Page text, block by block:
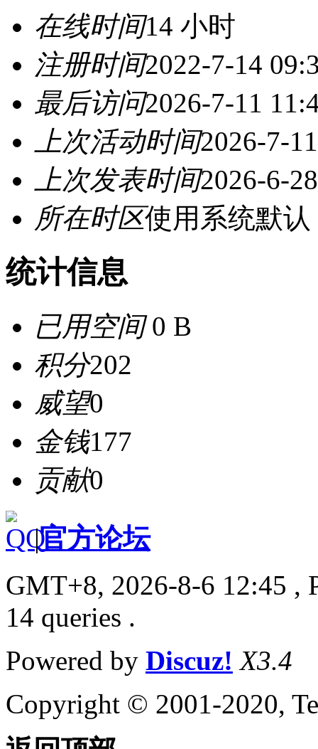
在线时间14 小时
注册时间2022-7-14
最后访问2026-7-11
上次活动时间2026-7-
上次发表时间2026-6-
所在时区使用系统默认
统计信息
已用空间0 B
积分202
威望0
金钱177
贡献0
|官方论坛
GMT+8, 2026-8-6 12:45 ,
14 queries .
Powered by Discuz! X3.4
Copyright © 2001-2020,